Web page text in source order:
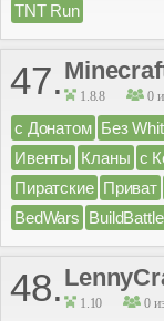
TNT Run
47. 1.8.8 0
с Донатом Без
Ивенты Кланы с
Пиратские Приват
BedWars BuildBattle
48. 1.10 0